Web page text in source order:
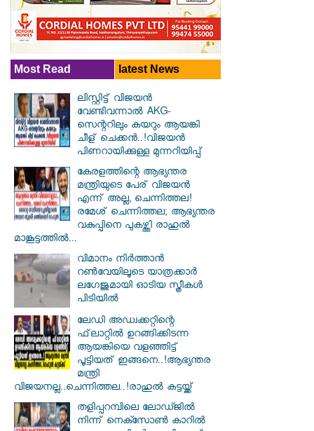
Most Read latest News
ലിസ്റ്റിട്ട് വിജയൻ
വേണ്ടിവന്നാൽ AKG-
സെന്ററിലും കയറും ആയങ്കി
ചീള് ചെക്കൻ..!വിജയൻ
പിണറായിക്കുള്ള മുന്നറിയിപ്പ്
കേരളത്തിന്റെ ആഭ്യന്തര
മന്ത്രിയുടെ പേര് വിജയൻ
എന്ന് അല്ല, ചെന്നിത്തല!
രമേശ് ചെന്നിത്തല; ആഭ്യന്തര
വകുപ്പിനെ പുകഴ്ത്തി രാഹുൽ
മാങ്കൂട്ടത്തിൽ...
വിമാനം നിര്‍ത്താന്‍
റണ്‍വേയിലൂടെ യാത്രക്കാര്‍
ലഗേജുമായി ഓടിയ സ്ത്രീകള്‍
പിടിയില്‍
ലേഡി അഡ്വക്കറ്റിന്റെ
ഫ്‌ലാറ്റിൽ ഉറങ്ങിക്കിടന്ന
ആയങ്കിയെ വളഞ്ഞിട്ട്
പൂട്ടിയത് ഇങ്ങനെ..!ആഭ്യന്തര
മന്ത്രി
വിജയനല്ല..ചെന്നിത്തല..!രാഹുൽ കട്ടയ്ക്ക്
തളിപ്പറമ്പിലെ ലോഡ്ജിൽ
നിന്ന് നെക്സോൺ കാറിൽ